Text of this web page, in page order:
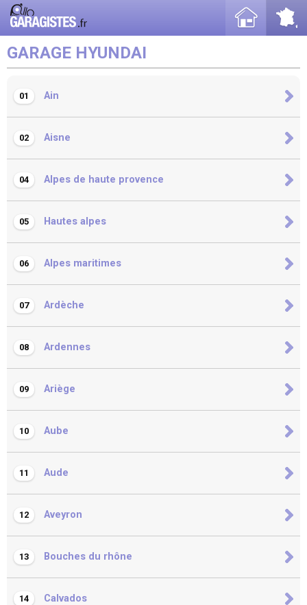
GARAGE HYUNDAI
01 Ain
02 Aisne
04 Alpes de haute provence
05 Hautes alpes
06 Alpes maritimes
07 Ardèche
08 Ardennes
09 Ariège
10 Aube
11 Aude
12 Aveyron
13 Bouches du rhône
14 Calvados